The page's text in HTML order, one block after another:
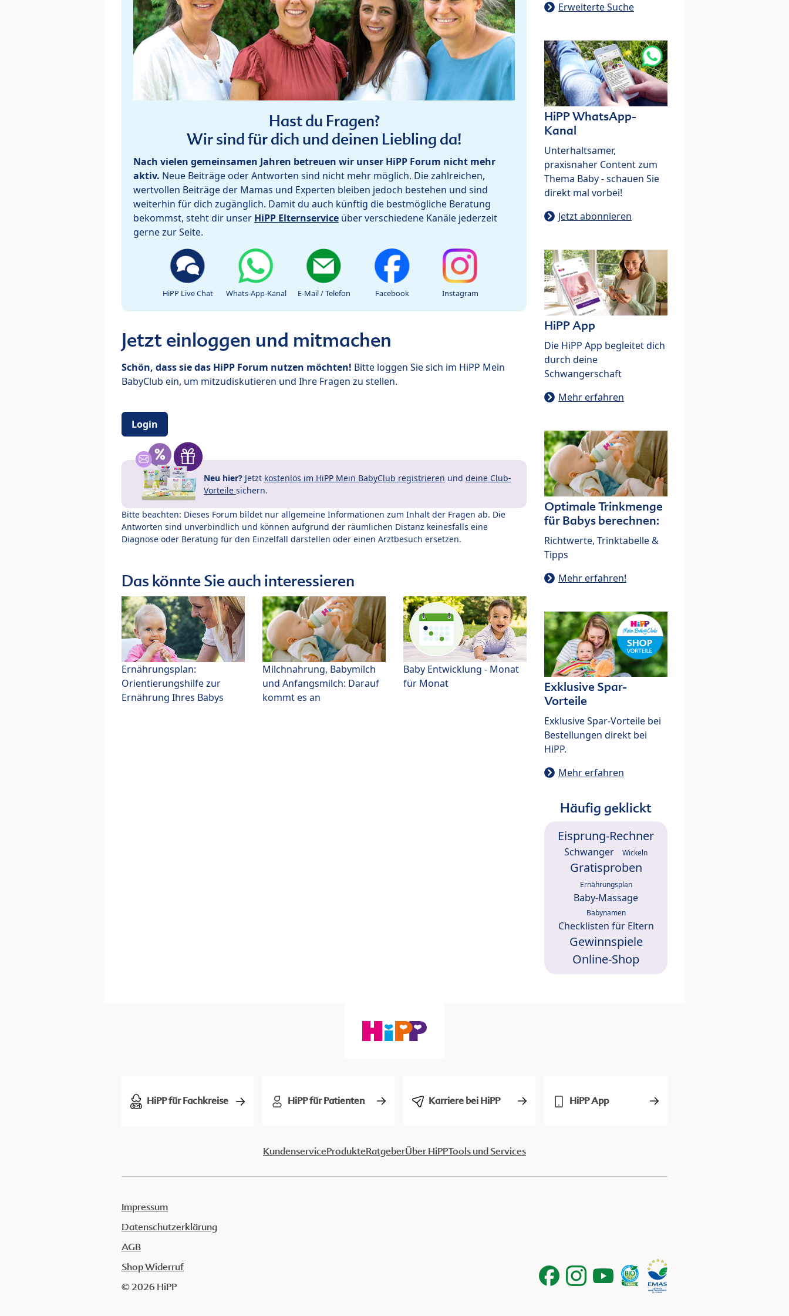
Hast du Fragen?
Wir sind für dich und deinen Liebling da!
Nach vielen gemeinsamen Jahren betreuen wir unser HiPP Forum nicht mehr
aktiv. Neue Beiträge oder Antworten sind nicht mehr möglich. Die zahlreichen,
wertvollen Beiträge der Mamas und Experten bleiben jedoch bestehen und sind
weiterhin für dich zugänglich. Damit du auch künftig die bestmögliche Beratung
bekommst, steht dir unser HiPP Elternservice über verschiedene Kanäle jederzeit
gerne zur Seite.
HiPP Live Chat Whats-App-Kanal E-Mail / Telefon Facebook Instagram
Jetzt einloggen und mitmachen
Schön, dass sie das HiPP Forum nutzen möchten! Bitte loggen Sie sich im HiPP Mein
BabyClub ein, um mitzudiskutieren und Ihre Fragen zu stellen.
Login
Neu hier? Jetzt kostenlos im HiPP Mein BabyClub registrieren und deine Club-
Vorteile sichern.
Bitte beachten: Dieses Forum bildet nur allgemeine Informationen zum Inhalt der Fragen ab. Die
Antworten sind unverbindlich und können aufgrund der räumlichen Distanz keinesfalls eine
Diagnose oder Beratung für den Einzelfall darstellen oder einen Arztbesuch ersetzen.
Das könnte Sie auch interessieren
Ernährungsplan:
Orientierungshilfe zur
Ernährung Ihres Babys
Milchnahrung, Babymilch
und Anfangsmilch: Darauf
kommt es an
Baby Entwicklung - Monat
für Monat
Erweiterte Suche
HiPP WhatsApp-
Kanal
Unterhaltsamer,
praxisnaher Content zum
Thema Baby - schauen Sie
direkt mal vorbei!
Jetzt abonnieren
HiPP App
Die HiPP App begleitet dich
durch deine
Schwangerschaft
Mehr erfahren
Optimale Trinkmenge
für Babys berechnen:
Richtwerte, Trinktabelle &
Tipps
Mehr erfahren!
Exklusive Spar-
Vorteile
Exklusive Spar-Vorteile bei
Bestellungen direkt bei
HiPP.
Mehr erfahren
Häufig geklickt
Eisprung-Rechner
Schwanger Wickeln
Gratisproben
Ernährungsplan
Baby-Massage
Babynamen
Checklisten für Eltern
Gewinnspiele
Online-Shop
HiPP für Fachkreise HiPP für Patienten Karriere bei HiPP HiPP App
KundenserviceProdukteRatgeberÜber HiPPTools und Services
Impressum
Datenschutzerklärung
AGB
Shop Widerruf
© 2026 HiPP